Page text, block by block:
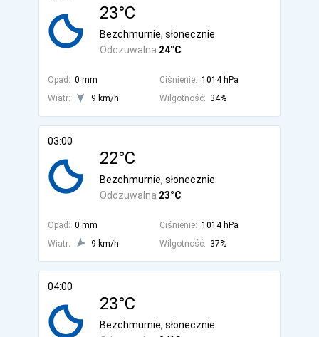
23°C
Odczuwalna 24°C
Bezchmurnie, słonecznie
Opad: 0 mm Ciśnienie: 1014 hPa
Wiatr:
9 km/h Wilgotność: 34%
03:00
22°C
Odczuwalna 23°C
Bezchmurnie, słonecznie
Opad: 0 mm Ciśnienie: 1014 hPa
Wiatr:
9 km/h Wilgotność: 37%
04:00
23°C
Bezchmurnie, słonecznie